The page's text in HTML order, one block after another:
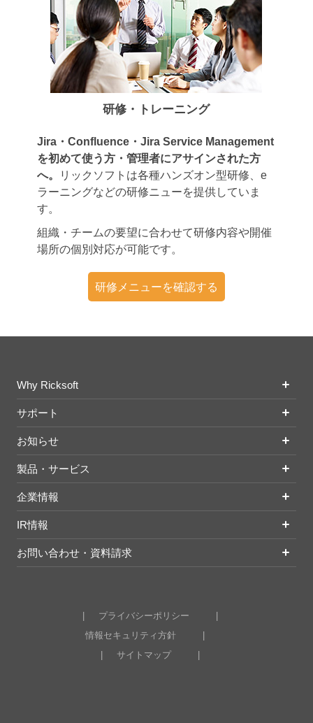
研修・トレーニング
Jira・Confluence・Jira Service Management
を初めて使う方・管理者にアサインされた方
へ。
リックソフトは各種ハンズオン型研修、e
ラーニングなどの研修ニューを提供していま
す。
組織・チームの要望に合わせて研修内容や開催
場所の個別対応が可能です。
研修メニューを確認する
Why Ricksoft
サポート
お知らせ
製品・サービス
企業情報
IR情報
お問い合わせ・資料請求
プライバシーポリシー
情報セキュリティ方針
サイトマップ